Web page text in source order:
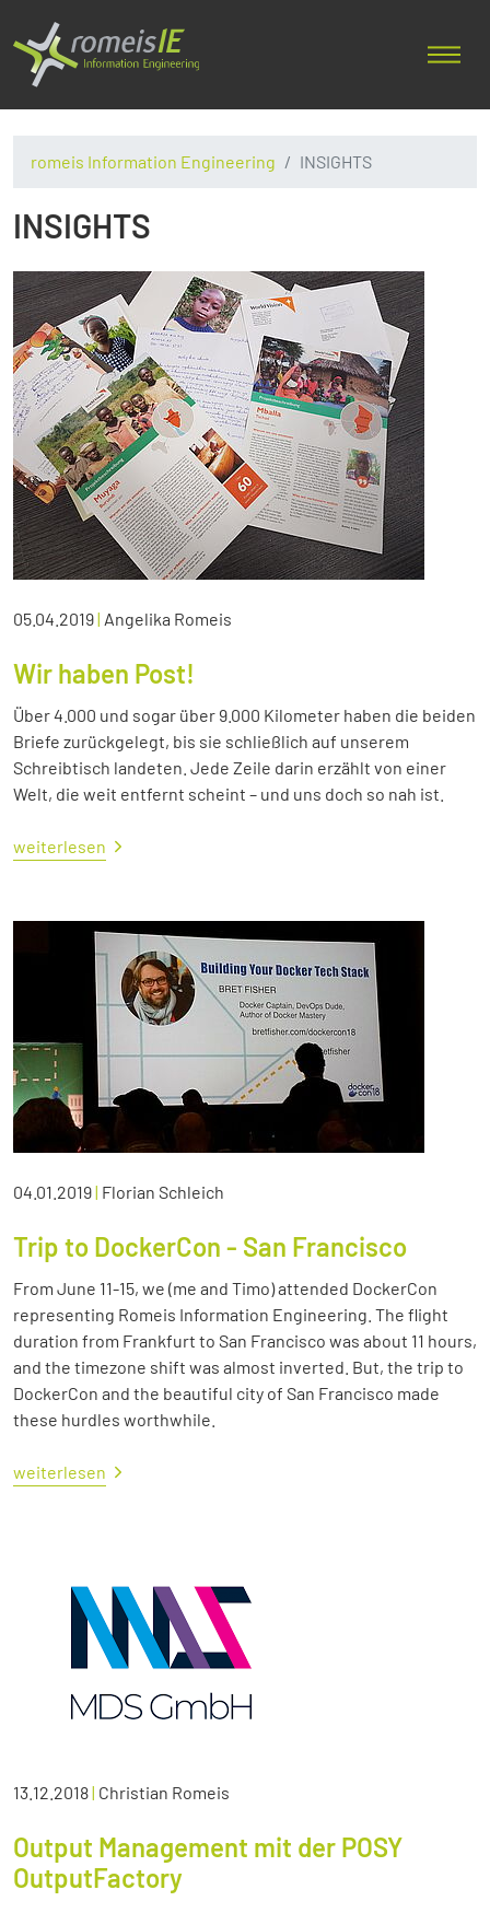
romeis Information Engineering INSIGHTS
INSIGHTS
05.04.2019| Angelika Romeis
Wir haben Post!
Über 4.000 und sogar über 9.000 Kilometer haben die beiden
Briefe zurückgelegt, bis sie schließlich auf unserem
Schreibtisch landeten. Jede Zeile darin erzählt von einer
Welt, die weit entfernt scheint – und uns doch so nah ist.
weiterlesen
04.01.2019| Florian Schleich
Trip to DockerCon - San Francisco
From June 11-15, we (me and Timo) attended DockerCon
representing Romeis Information Engineering. The flight
duration from Frankfurt to San Francisco was about 11 hours,
and the timezone shift was almost inverted. But, the trip to
DockerCon and the beautiful city of San Francisco made
these hurdles worthwhile.
weiterlesen
13.12.2018| Christian Romeis
Output Management mit der POSY
OutputFactory